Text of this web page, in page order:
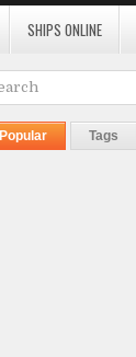
SHIPS ONLINE
Popular Tags